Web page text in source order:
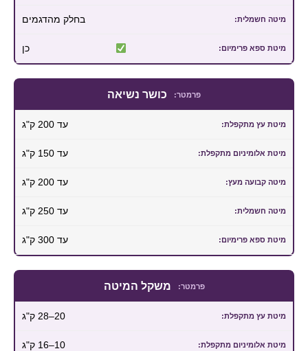
בחלק מהדגמים
כן
כושר נשיאה
עד 200 ק"ג
עד 150 ק"ג
עד 200 ק"ג
עד 250 ק"ג
עד 300 ק"ג
משקל המיטה
20–28 ק"ג
10–16 ק"ג